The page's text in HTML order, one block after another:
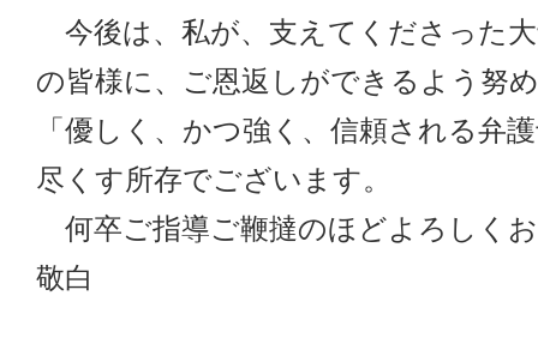
今後は、私が、支えてくださった
の皆様に、ご恩返しができるよう
「優しく、かつ強く、信頼される弁
尽くす所存でございます。
何卒ご指導ご鞭撻のほどよろしく
敬白